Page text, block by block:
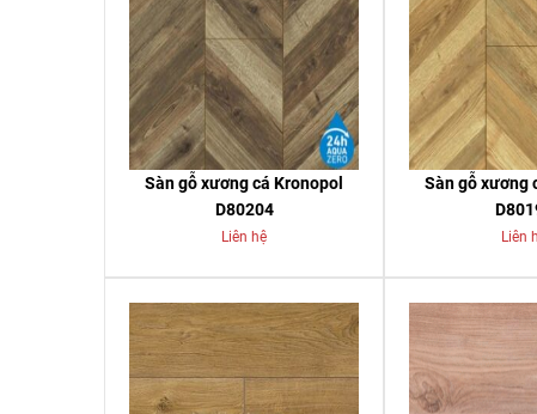
Sàn gỗ xương cá Kronopol
D80204
Liên hệ
Sàn gỗ xương
Liên